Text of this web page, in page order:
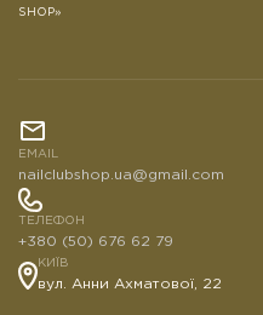
SHOP»
EMAIL
nailclubshop.ua@gmail.com
ТЕЛЕФОН
+380 (50) 676 62 79
КИЇВ
вул. Анни Ахматової, 22